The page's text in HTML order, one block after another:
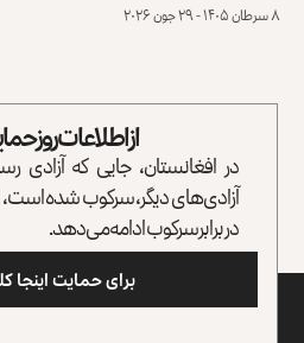
۸ سرطان ۱۴۰۵ - ۲۹ جون ۲۰۲۶
از اطلاعات روز
در افغانستان، جایی که آزادی
آزادی‌های دیگر، سرکوب شده است،
در برابر سرکوب ادامه می‌دهد.
برای حمایت اینجا